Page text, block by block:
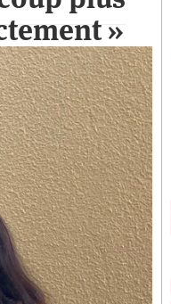
Expositions
Livres
Musique
»